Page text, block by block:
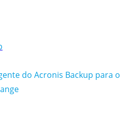
do Acronis Backup para o